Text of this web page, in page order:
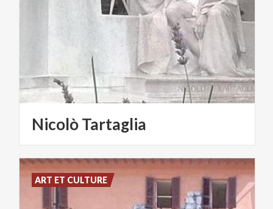
NicolòTartaglia
ART ET CULTURE